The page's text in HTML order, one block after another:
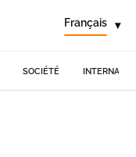
Français ▾
SOCIÉTÉ